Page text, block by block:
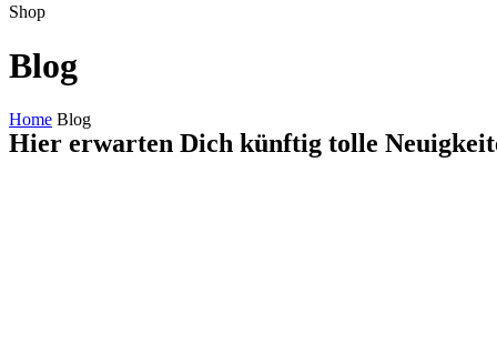
Shop
Blog
Home Blog
Hier erwarten Dich künftig tolle